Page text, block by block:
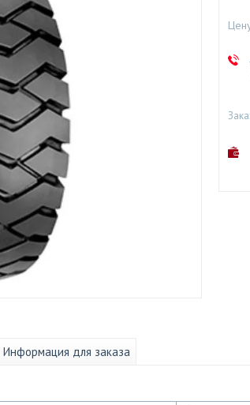
Информация для заказа